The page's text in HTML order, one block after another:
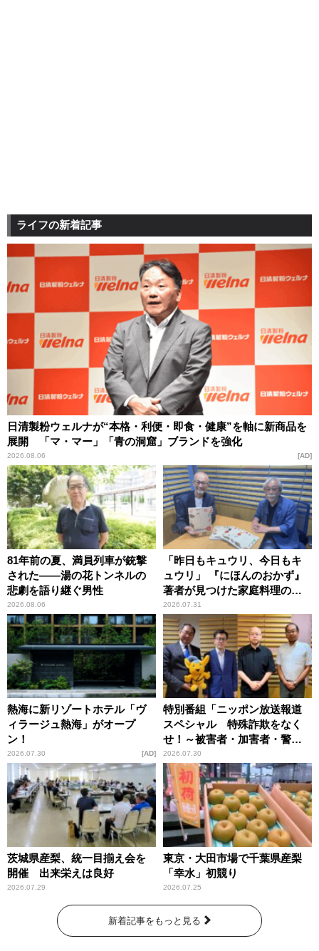
ライフの新着記事
日清製粉ウェルナが“本格・利便・即食・健康”を軸に新商品を
展開 「マ・マー」「青の洞窟」ブランドを強化
2026.08.06 AD
81年前の夏、満員列車が銃撃
された――湯の花トンネルの
悲劇を語り継ぐ男性
2026.08.06
「昨日もキュウリ、今日もキ
ュウリ」 『にほんのおかず』
著者が見つけた家庭料理の知
恵
2026.07.31
熱海に新リゾートホテル「ヴ
ィラージュ熱海」がオープ
ン！
2026.07.30 AD
特別番組「ニッポン放送報道
スペシャル 特殊詐欺をなく
せ！～被害者・加害者・警視
庁が語るトクリュウの実態
～」放送
2026.07.30
茨城県産梨、統一目揃え会を
開催 出来栄えは良好
2026.07.29
東京・大田市場で千葉県産梨
「幸水」初競り
2026.07.25
新着記事をもっと見る